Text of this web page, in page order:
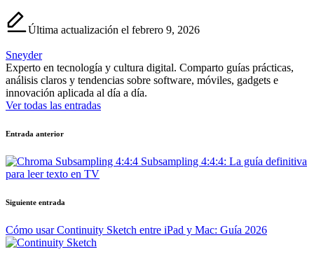
Última actualización el febrero 9, 2026
Sneyder
Experto en tecnología y cultura digital. Comparto guías prácticas,
análisis claros y tendencias sobre software, móviles, gadgets e
innovación aplicada al día a día.
Ver todas las entradas
Navegación
de
entradas
Entrada anterior
Subsampling 4:4:4: La guía definitiva
para leer texto en TV
Siguiente entrada
Cómo usar Continuity Sketch entre iPad y Mac: Guía 2026